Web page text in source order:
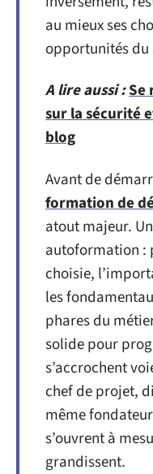
au mieux ses
opportunités du
A lire aussi :Se
sur la sécurité
blog
Avant de
formation de
atout majeur.
autoformation :
choisie,
les
phares du
solide pour
s’accrochent
chef de projet,
même
s’ouvrent à
grandissent.